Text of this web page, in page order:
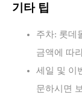
기타 팁
주차: 롯데
금액에 따
세일 및 이
문하시면